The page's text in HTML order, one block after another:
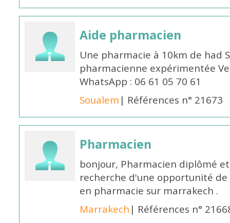
Aide pharmacien
Une pharmacie à 10km de had
pharmacienne expérimentée
WhatsApp : 06 61 05 70 61
Soualem | Références n° 21673
Pharmacien
bonjour, Pharmacien diplômé
recherche d'une opportunité
en pharmacie sur marrakech .
Marrakech | Références n°